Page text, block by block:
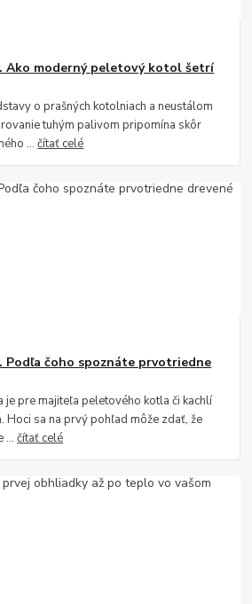
Ako moderný peletový kotol šetrí
o prašných kotolniach a neustálom
tuhým palivom pripomína skôr
...čítať celé
Podľa čoho spoznáte prvotriedne
pre majiteľa peletového kotla či kachlí
Hoci sa na prvý pohľad môže zdať, že
...čítať celé